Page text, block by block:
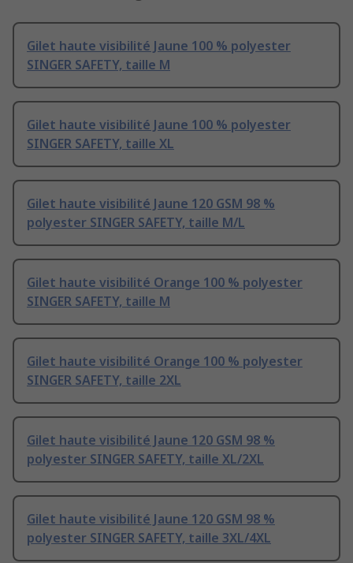
Gilet haute visibilité Jaune 100 % polyester
SINGER SAFETY, taille M
Gilet haute visibilité Jaune 100 % polyester
SINGER SAFETY, taille XL
Gilet haute visibilité Jaune 120 GSM 98 %
polyester SINGER SAFETY, taille M/L
Gilet haute visibilité Orange 100 % polyester
SINGER SAFETY, taille M
Gilet haute visibilité Orange 100 % polyester
SINGER SAFETY, taille 2XL
Gilet haute visibilité Jaune 120 GSM 98 %
polyester SINGER SAFETY, taille XL/2XL
Gilet haute visibilité Jaune 120 GSM 98 %
polyester SINGER SAFETY, taille 3XL/4XL